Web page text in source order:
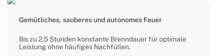
Gemütliches, sauberes und autonomes Feuer
Bis zu 2,5 Stunden konstante Brenndauer für optimale
Leistung ohne häufiges Nachfüllen.